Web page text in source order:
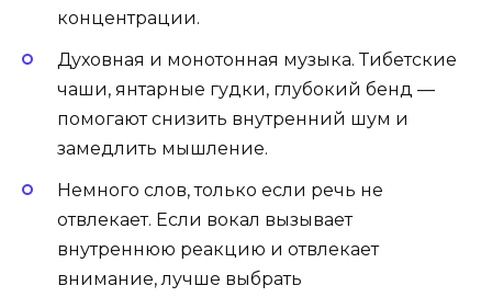
концентрации.
Духовная и монотонная музыка. Тибетские
чаши, янтарные гудки, глубокий бенд —
помогают снизить внутренний шум и
замедлить мышление.
Немного слов, только если речь не
отвлекает. Если вокал вызывает
внутреннюю реакцию и отвлекает
внимание, лучше выбрать